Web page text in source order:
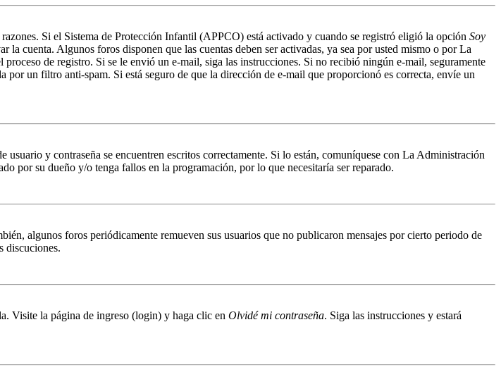
Si el Sistema de Protección Infantil (APPCO) está activado y cuando se registró eligió la opción Soy
la cuenta. Algunos foros disponen que las cuentas deben ser activadas, ya sea por usted mismo o por La
de registro. Si se le envió un e-mail, siga las instrucciones. Si no recibió ningún e-mail, seguramente
un filtro anti-spam. Si está seguro de que la dirección de e-mail que proporcionó es correcta, envíe un
y contraseña se encuentren escritos correctamente. Si lo están, comuníquese con La Administración
por su dueño y/o tenga fallos en la programación, por lo que necesitaría ser reparado.
algunos foros periódicamente remueven sus usuarios que no publicaron mensajes por cierto periodo de
discuciones.
Visite la página de ingreso (login) y haga clic en Olvidé mi contraseña. Siga las instrucciones y estará